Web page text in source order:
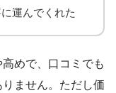
運んでくれた
めで、口コミでも
りません。ただし価